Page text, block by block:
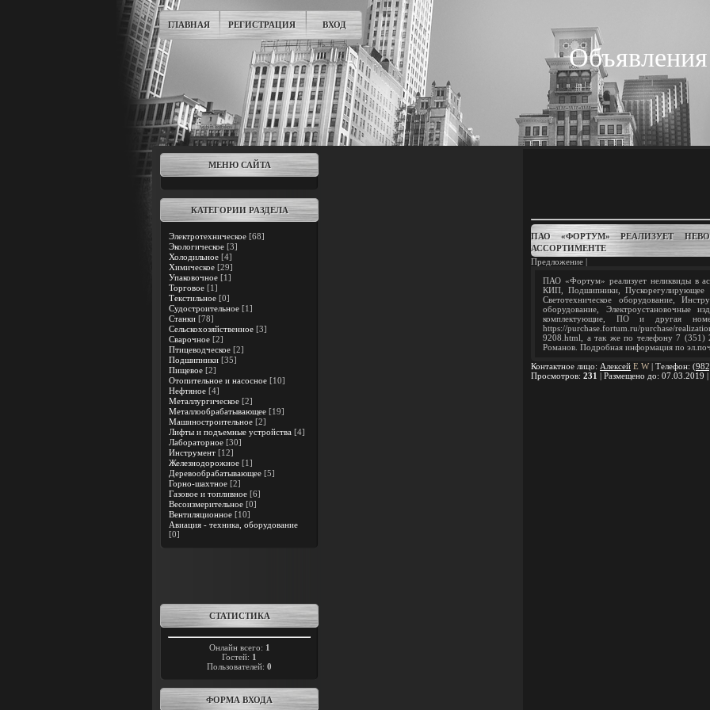
ГЛАВНАЯ РЕГИСТРАЦИЯ ВХОД
МЕНЮ САЙТА
КАТЕГОРИИ РАЗДЕЛА
Электротехническое [68]
Экологическое [3]
Холодильное [4]
Химическое [29]
Упаковочное [1]
Торговое [1]
Текстильное [0]
Судостроительное [1]
Станки [78]
Сельскохозяйственное [3]
Сварочное [2]
Птицеводческое [2]
Подшипники [35]
Пищевое [2]
Отопительное и насосное [10]
Нефтяное [4]
Металлургическое [2]
Металлообрабатывающее [19]
Машиностроительное [2]
Лифты и подъемные устройства [4]
Лабораторное [30]
Инструмент [12]
Железнодорожное [1]
Деревообрабатывающее [5]
Горно-шахтное [2]
Газовое и топливное [6]
Весоизмерительное [0]
Вентиляционное [10]
Авиация - техника, оборудование
[0]
СТАТИСТИКА
Онлайн всего: 1
Гостей: 1
Пользователей: 0
ФОРМА ВХОДА
ПАО «ФОРТУМ» РЕАЛИЗУЕТ
АССОРТИМЕНТЕ
Предложение |
ПАО «Фортум» реализует неликвиды в
КИП, Подшипники, Пускорегулирующее
Светотехническое оборудование,
оборудование, Электроустановочные
комплектующие, ПО и другая
https://purchase.fortum.ru/purchase/
9208.html, а так же по телефону 7 (351)
Романов. Подробная информация по
Контактное лицо: Алексей E W| Телефон:
Просмотров: 231 | Размещено до: 07.03.2019 |